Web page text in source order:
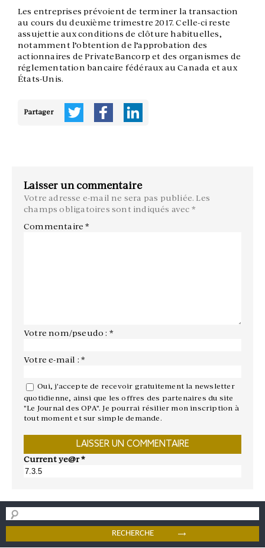
Les entreprises prévoient de terminer la transaction
au cours du deuxième trimestre 2017. Celle-ci reste
assujettie aux conditions de clôture habituelles,
notamment l’obtention de l’approbation des
actionnaires de PrivateBancorp et des organismes de
réglementation bancaire fédéraux au Canada et aux
États-Unis.
Partager
Laisser un commentaire
Votre adresse e-mail ne sera pas publiée. Les
champs obligatoires sont indiqués avec *
Commentaire*
Votre nom/pseudo : *
Votre e-mail : *
Oui, j'accepte de recevoir gratuitement la newsletter
quotidienne, ainsi que les offres des partenaires du site
"Le Journal des OPA". Je pourrai résilier mon inscription à
tout moment et sur simple demande.
Current ye@r*